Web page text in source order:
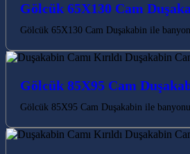
Gölcük 65X130 Cam
Gölcük 65X130 Cam Duşakabin ile
Gölcük 85X95 Cam
Gölcük 85X95 Cam Duşakabin ile